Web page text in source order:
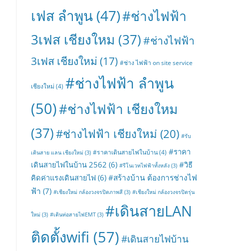
เฟส ลำพูน (47)#ช่างไฟฟ้า
3เฟส เชียงใหม (37)#ช่างไฟฟ้า
3เฟส เชียงใหม่ (17) #ช่าง ไฟฟ้า on site service
เชียงใหม่ (4) #ช่างไฟฟ้า ลำพูน
(50)#ช่างไฟฟ้า เชียงใหม
(37)#ช่างไฟฟ้า เชียงใหม่ (20) #รับ
เดินสาย แลน เชียงใหม่ (3) #ราคาเดินสายไฟในบ้าน(4) #ราคา
เดินสายไฟในบ้าน 2562 (6) #รีโนเวทไฟฟ้าทั้งหลัง (3) #วิธี
คิดค่าแรงเดินสายไฟ (6) #สร้างบ้าน ต้องการช่างไฟ
ฟ้า (7) #เชียงใหม่ กล้องวงจรปิดภาพสี (3) #เชียงใหม่ กล้องวงจรปิดรุ่น
ใหม่ (3) #เดินท่อสายไฟEMT (3) #เดินสายLAN
ติดตั้งwifi (57)#เดินสายไฟบ้าน